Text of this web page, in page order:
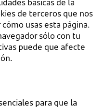
de terceros que nos
usas esta página.
sólo con tu
puede que afecte
para que la